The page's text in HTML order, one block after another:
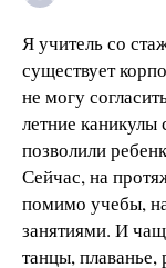
Я учитель со
существует
не могу
летние
позволили
Сейчас, на
помимо учебы,
занятиями. И
танцы, плаванье,